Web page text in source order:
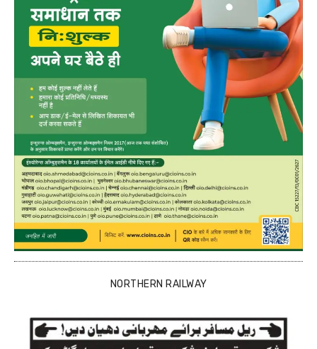
NORTHERN RAILWAY